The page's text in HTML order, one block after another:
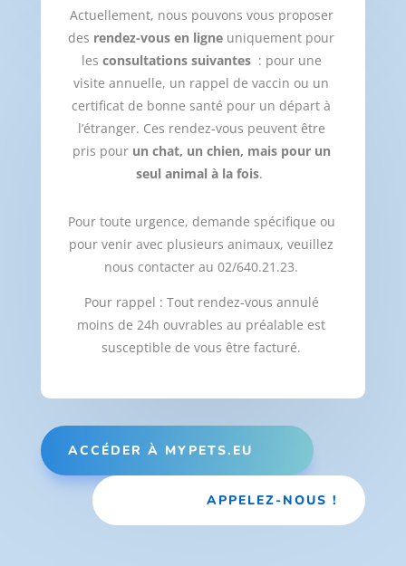
Actuellement, nous pouvons vous proposer
des rendez-vous en ligne uniquement pour
les consultations suivantes: pour une
visite annuelle, un rappel de vaccin ou un
certificat de bonne santé pour un départ à
l’étranger. Ces rendez-vous peuvent être
pris pourun chat, un chien, mais pour un
seul animal à la fois.
Pour toute urgence, demande spécifique ou
pour venir avec plusieurs animaux, veuillez
nous contacter au 02/640.21.23.
Pour rappel : Tout rendez-vous annulé
moins de 24h ouvrables au préalable est
susceptible de vous être facturé.
ACCÉDER À MYPETS.EU
APPELEZ-NOUS !